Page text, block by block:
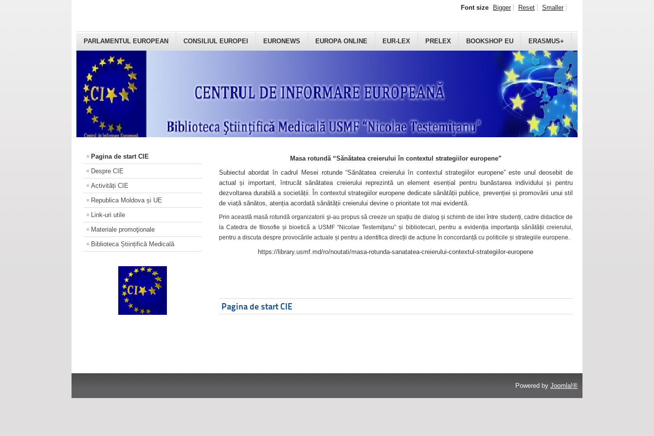
PARLAMENTUL EUROPEAN CONSILIUL EUROPEI EURONEWS EUROPA ONLINE EUR-LEX PRELEX BOOKSHOP EU ERASMUS+
Font size Bigger Reset Smaller
Pagina de start CIE
Despre CIE
Activități CIE
Republica Moldova și UE
Link-uri utile
Materiale promoţionale
Biblioteca Științifică Medicală
Masa rotundă “Sănătatea creierului în contextul strategiilor europene”
Subiectul abordat în cadrul Mesei rotunde “Sănătatea creierului în contextul strategiilor europene” este unul deosebit de
actual și important, întrucât sănătatea creierului reprezintă un element esențial pentru bunăstarea individului și pentru
dezvoltarea durabilă a societății. În contextul strategiilor europene dedicate sănătății publice, prevenției și promovării unui stil
de viață sănătos, atenția acordată sănătății creierului devine o prioritate tot mai evidentă.
Prin această masă rotundă organizatorii şi-au propus să creeze un spațiu de dialog și schimb de idei între studenți, cadre didactice de
la Catedra de filosofie și bioetică a USMF “Nicolae Testemițanu” și bibliotecari, pentru a evidenția importanța sănătății creierului,
pentru a discuta despre provocările actuale și pentru a identifica direcții de acțiune în concordanță cu politicile și strategiile europene.
https://library.usmf.md/ro/noutati/masa-rotunda-sanatatea-creierului-contextul-strategiilor-europene
Pagina de start CIE
Powered by Joomla!®